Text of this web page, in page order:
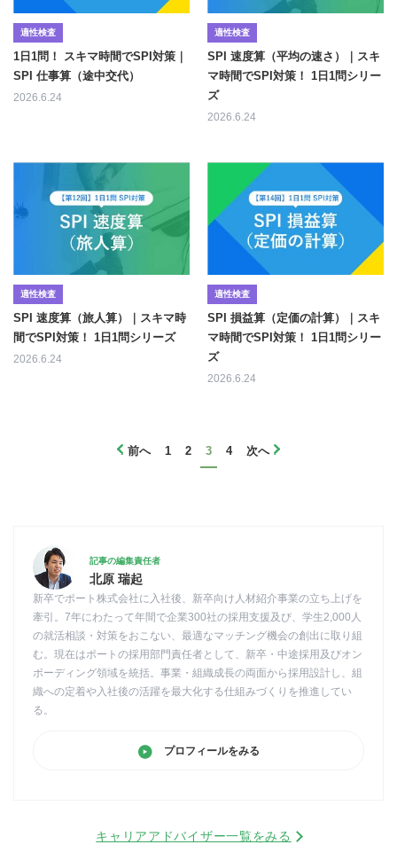
適性検査
1日1問！ スキマ時間でSPI対策｜
SPI 仕事算（途中交代）
2026.6.24
適性検査
SPI 速度算（平均の速さ）｜スキ
マ時間でSPI対策！ 1日1問シリー
ズ
2026.6.24
適性検査
SPI 速度算（旅人算）｜スキマ時
間でSPI対策！ 1日1問シリーズ
2026.6.24
適性検査
SPI 損益算（定価の計算）｜スキ
マ時間でSPI対策！ 1日1問シリー
ズ
2026.6.24
前へ 1 2 3 4 次へ
記事の編集責任者
北原 瑞起
新卒でポート株式会社に入社後、新卒向け人材紹介事業の立ち上げを
牽引。7年にわたって年間で企業300社の採用支援及び、学生2,000人
の就活相談・対策をおこない、最適なマッチング機会の創出に取り組
む。現在はポートの採用部門責任者として、新卒・中途採用及びオン
ボーディング領域を統括。事業・組織成長の両面から採用設計し、組
織への定着や入社後の活躍を最大化する仕組みづくりを推進してい
る。
プロフィールをみる
キャリアアドバイザー一覧をみる